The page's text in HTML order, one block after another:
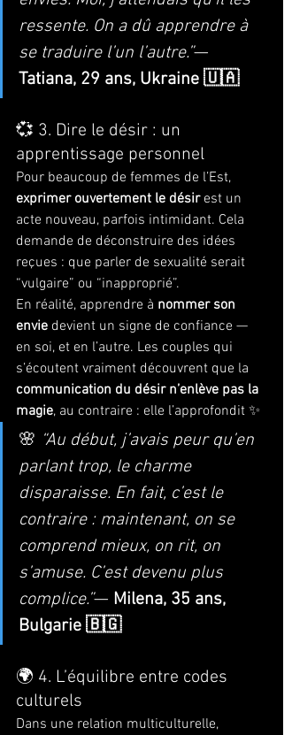
ressente. On a dû apprendre à
se traduire l’un l’autre.”—
Tatiana, 29 ans, Ukraine 🇺🇦
💞 3. Dire le désir : un
apprentissage personnel
Pour beaucoup de femmes de l’Est,
exprimer ouvertement le désir est un
acte nouveau, parfois intimidant. Cela
demande de déconstruire des idées
reçues : que parler de sexualité serait
“vulgaire” ou “inapproprié”.
En réalité, apprendre à nommer son
envie devient un signe de confiance —
en soi, et en l’autre. Les couples qui
s’écoutent vraiment découvrent que la
communication du désir n’enlève pas la
magie, au contraire : elle l’approfondit ✨
🌸 “Au début, j’avais peur qu’en
parlant trop, le charme
disparaisse. En fait, c’est le
contraire : maintenant, on se
comprend mieux, on rit, on
s’amuse. C’est devenu plus
complice.”— Milena, 35 ans,
Bulgarie 🇧🇬
🌍 4. L’équilibre entre codes
culturels
Dans une relation multiculturelle,